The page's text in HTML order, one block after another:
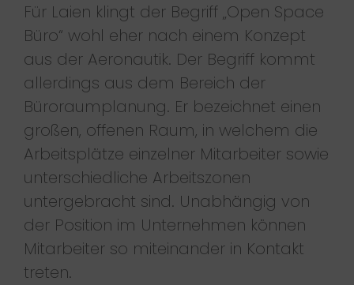
Für Laien klingt der Begriff „Open Space
Büro“ wohl eher nach einem Konzept
aus der Aeronautik. Der Begriff kommt
allerdings aus dem Bereich der
Büroraumplanung. Er bezeichnet einen
großen, offenen Raum, in welchem die
Arbeitsplätze einzelner Mitarbeiter sowie
unterschiedliche Arbeitszonen
untergebracht sind. Unabhängig von
der Position im Unternehmen können
Mitarbeiter so miteinander in Kontakt
treten.